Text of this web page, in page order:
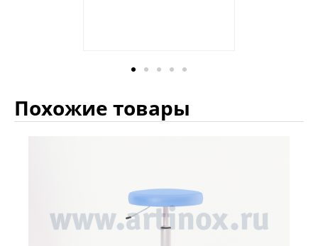
Похожие товары